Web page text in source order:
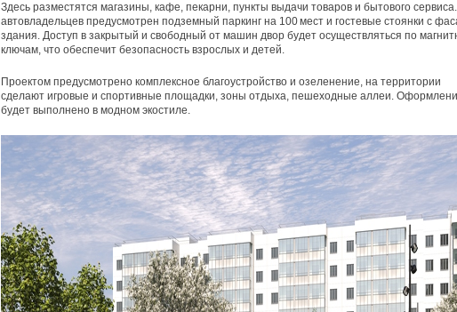
Здесь разместятся магазины, кафе, пекарни, пункты выдачи товаров и бытового
автовладельцев предусмотрен подземный паркинг на 100 мест и гостевые стоянки с
здания. Доступ в закрытый и свободный от машин двор будет осуществляться по
ключам, что обеспечит безопасность взрослых и детей.
Проектом предусмотрено комплексное благоустройство и озеленение, на территории
сделают игровые и спортивные площадки, зоны отдыха, пешеходные аллеи.
будет выполнено в модном экостиле.